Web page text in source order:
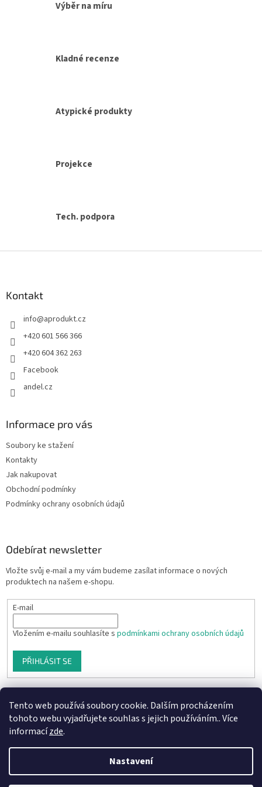
Tento web používá soubory cookie. Dalším procházením
tohoto webu vyjadřujete souhlas s jejich používáním.. Více
informacízde.
Nastavení
Výběr na míru
Kladné recenze
Atypické produkty
Projekce
Tech. podpora
Kontakt
info@aprodukt.cz
+420 601 566 366
+420 604 362 263
Facebook
andel.cz
Informace pro vás
Soubory ke stažení
Kontakty
Jak nakupovat
Obchodní podmínky
Podmínky ochrany osobních údajů
Odebírat newsletter
Vložte svůj e-mail a my vám budeme zasílat informace o nových
produktech na našem e-shopu.
E-mail
Vložením e-mailu souhlasíte s podmínkami ochrany osobních údajů
PŘIHLÁSIT SE
Vytvořil Shoptet